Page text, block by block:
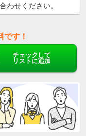
わせください。
です！
チェックして
リストに追加